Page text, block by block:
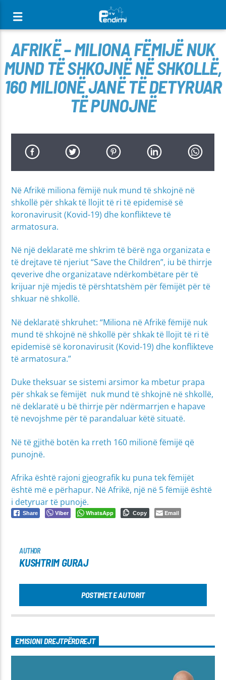
AFRIKË – MILIONA FËMIJË NUK
MUND TË SHKOJNË NË SHKOLLË,
160 MILIONË JANË TË DETYRUAR
TË PUNOJNË
Në Afrikë miliona fëmijë nuk mund të shkojnë në
shkollë për shkak të llojit të ri të epidemisë së
koronavirusit (Kovid-19) dhe konflikteve të
armatosura.
Në një deklaratë me shkrim të bërë nga organizata e
të drejtave të njeriut “Save the Children”, iu bë thirrje
qeverive dhe organizatave ndërkombëtare për të
krijuar një mjedis të përshtatshëm për fëmijët për të
shkuar në shkollë.
Në deklaratë shkruhet: “Miliona në Afrikë fëmijë nuk
mund të shkojnë në shkollë për shkak të llojit të ri të
epidemisë së koronavirusit (Kovid-19) dhe konflikteve
të armatosura.”
Duke theksuar se sistemi arsimor ka mbetur prapa
për shkak se fëmijët nuk mund të shkojnë në shkollë,
në deklaratë u bë thirrje për ndërmarrjen e hapave
të nevojshme për të parandaluar këtë situatë.
Në të gjithë botën ka rreth 160 milionë fëmijë që
punojnë.
Afrika është rajoni gjeografik ku puna tek fëmijët
është më e përhapur. Në Afrikë, një në 5 fëmijë është
i detyruar të punojë.
Share Viber WhatsApp Copy Email
AUTHOR
KUSHTRIM GURAJ
POSTIMET E AUTORIT
EMISIONI DREJTPËRDREJT